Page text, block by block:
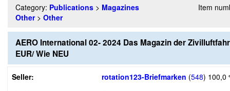
Category: Publications > Magazines
Other> Other
Item
AERO International 02- 2024 Das Magazin der
EUR/ Wie NEU
Seller: rotation123-Briefmarken (548) 100,0